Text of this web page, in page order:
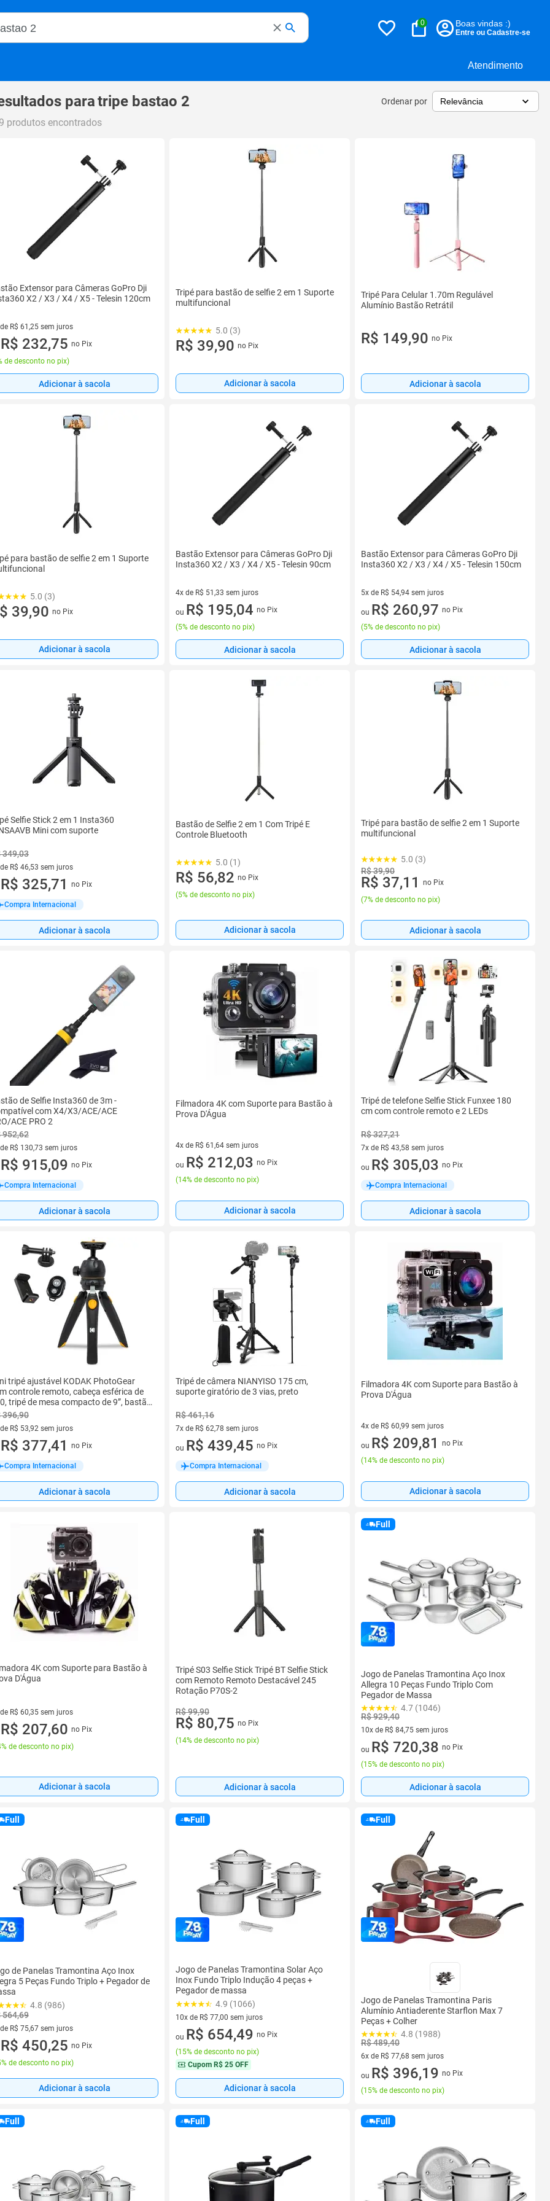
Atendimento
Magalu
0 Boas vindas :)
Entre ou Cadastre-se
paratripe bastao 2 Ordenar por
produtos encontrados
Extensor para Câmeras GoPro Dji
X2 / X3 / X4 / X5 - Telesin 120cm
R$ 61,25 sem juros
de R$ 61,25 sem juros
R$ 232,75 no Pix
de desconto no pix)
Adicionar à sacola
Tripé para bastão de selfie 2 em 1 Suporte
multifuncional
5.0 (3)
R$ 39,90 no Pix
Adicionar à sacola
Tripé Para Celular 1.70m Regulável
Alumínio Bastão Retrátil
R$ 149,90 no Pix
Adicionar à sacola
para bastão de selfie 2 em 1 Suporte
5.0 (3)
39,90 no Pix
Adicionar à sacola
Bastão Extensor para Câmeras GoPro Dji
Insta360 X2 / X3 / X4 / X5 - Telesin 90cm
4x de R$ 51,33 sem juros
4 vez de R$ 51,33 sem juros
ou R$ 195,04 no Pix
(5% de desconto no pix)
Adicionar à sacola
Bastão Extensor para Câmeras GoPro Dji
Insta360 X2 / X3 / X4 / X5 - Telesin 150cm
5x de R$ 54,94 sem juros
5 vez de R$ 54,94 sem juros
ou R$ 260,97 no Pix
(5% de desconto no pix)
Adicionar à sacola
Selfie Stick 2 em 1 Insta360
Mini com suporte
349,03
R$ 46,53 sem juros
de R$ 46,53 sem juros
R$ 325,71 no Pix
Compra Internacional
Adicionar à sacola
Bastão de Selfie 2 em 1 Com Tripé E
Controle Bluetooth
5.0 (1)
R$ 56,82 no Pix
(5% de desconto no pix)
Adicionar à sacola
Tripé para bastão de selfie 2 em 1 Suporte
multifuncional
5.0 (3)
R$ 39,90
R$ 37,11
no Pix
(7% de desconto no pix)
Adicionar à sacola
de Selfie Insta360 de 3m -
com X4/X3/ACE/ACE
ACE PRO 2
952,62
R$ 130,73 sem juros
de R$ 130,73 sem juros
R$ 915,09 no Pix
Compra Internacional
Adicionar à sacola
Filmadora 4K com Suporte para Bastão à
Prova D'Água
4x de R$ 61,64 sem juros
4 vez de R$ 61,64 sem juros
ou R$ 212,03 no Pix
(14% de desconto no pix)
Adicionar à sacola
Tripé de telefone Selfie Stick Funxee 180
cm com controle remoto e 2 LEDs
R$ 327,21
7x de R$ 43,58 sem juros
7 vez de R$ 43,58 sem juros
ou R$ 305,03 no Pix
Compra Internacional
Adicionar à sacola
tripé ajustável KODAK PhotoGear
controle remoto, cabeça esférica de
tripé de mesa compacto de 9”, bastão
selfie de 11”, pernas de 5 posições, pés
borracha, adaptadores para
e câmera de ação, guia
incluído
396,90
R$ 53,92 sem juros
de R$ 53,92 sem juros
R$ 377,41 no Pix
Compra Internacional
Adicionar à sacola
Tripé de câmera NIANYISO 175 cm,
suporte giratório de 3 vias, preto
R$ 461,16
7x de R$ 62,78 sem juros
7 vez de R$ 62,78 sem juros
ou R$ 439,45 no Pix
Compra Internacional
Adicionar à sacola
Filmadora 4K com Suporte para Bastão à
Prova D'Água
4x de R$ 60,99 sem juros
4 vez de R$ 60,99 sem juros
ou R$ 209,81
no Pix
(14% de desconto no pix)
Adicionar à sacola
4K com Suporte para Bastão à
D'Água
R$ 60,35 sem juros
de R$ 60,35 sem juros
R$ 207,60 no Pix
de desconto no pix)
Adicionar à sacola
Tripé S03 Selfie Stick Tripé BT Selfie Stick
com Remoto Remoto Destacável 245
Rotação P70S-2
R$ 99,90
R$ 80,75 no Pix
(14% de desconto no pix)
Adicionar à sacola
Full
Jogo de Panelas Tramontina Aço Inox
Allegra 10 Peças Fundo Triplo Com
Pegador de Massa
4.7 (1046)
R$ 929,40
10x de R$ 84,75 sem juros
10 vez de R$ 84,75 sem juros
ou R$ 720,38 no Pix
(15% de desconto no pix)
Adicionar à sacola
Full
de Panelas Tramontina Aço Inox
5 Peças Fundo Triplo + Pegador de
4.8 (986)
564,69
R$ 75,67 sem juros
de R$ 75,67 sem juros
R$ 450,25 no Pix
de desconto no pix)
Adicionar à sacola
Full
Jogo de Panelas Tramontina Solar Aço
Inox Fundo Triplo Indução 4 peças +
Pegador de massa
4.9 (1066)
10x de R$ 77,00 sem juros
10 vez de R$ 77,00 sem juros
ou R$ 654,49 no Pix
(15% de desconto no pix)
Cupom R$ 25 OFF
Adicionar à sacola
Full
Jogo de Panelas Tramontina Paris
Alumínio Antiaderente Starflon Max 7
Peças + Colher
4.8 (1988)
R$ 489,40
6x de R$ 77,68 sem juros
6 vez de R$ 77,68 sem juros
ou R$ 396,19 no Pix
(15% de desconto no pix)
Full Full Full